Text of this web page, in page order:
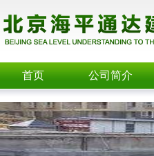
首页 公司简介